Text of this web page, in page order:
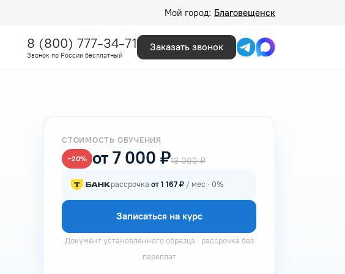
Мой город: Благовещенск
8 (800) 777-34-71
Звонок по России бесплатный
Заказать звонок
СТОИМОСТЬ ОБУЧЕНИЯ
−20% от 7 000 ₽13 000 ₽
рассрочка от 1 167 ₽ / мес · 0%
Записаться на курс
Документ установленного образца · рассрочка без
переплат